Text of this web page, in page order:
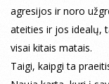
agresijos ir noro
ateities ir jos idealų,
visai kitais matais.
Taigi, kaipgi ta